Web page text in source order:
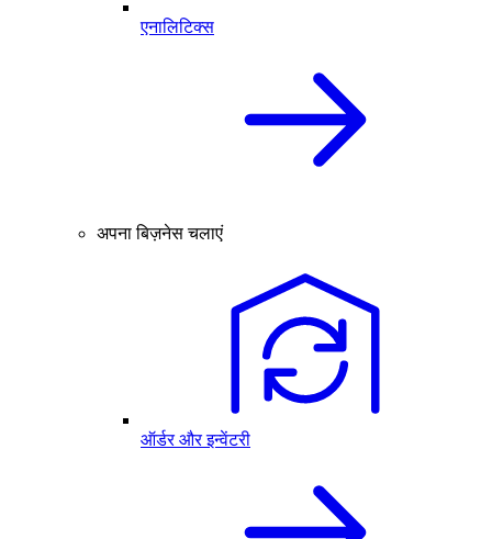
एनालिटिक्स
अपना बिज़नेस चलाएं
ऑर्डर और इन्वेंटरी